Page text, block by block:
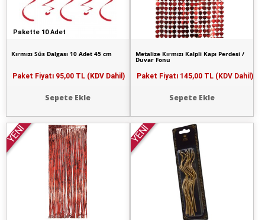
Pakette 10 Adet
Kırmızı Süs Dalgası 10 Adet 45 cm
Paket Fiyatı 95,00 TL (KDV Dahil)
Sepete Ekle
Metalize Kırmızı Kalpli Kapı Perdesi /
Duvar Fonu
Paket Fiyatı 145,00 TL (KDV Dahil)
Sepete Ekle
YENİ YENİ